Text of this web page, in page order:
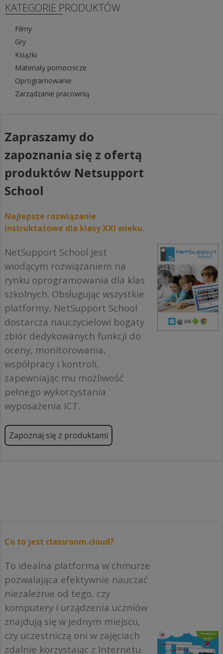
KATEGORIE PRODUKTÓW
Filmy
Gry
Książki
Materiały pomocnicze
Oprogramowanie
Zarządzanie pracownią
Zapraszamy do
zapoznania się z ofertą
produktów Netsupport
School
Najlepsze rozwiązanie
instruktażowe dla klasy XXI wieku.
NetSupport School jest
wiodącym rozwiązaniem na
rynku oprogramowania dla klas
szkolnych. Obsługując wszystkie
platformy, NetSupport School
dostarcza nauczycielowi bogaty
zbiór dedykowanych funkcji do
oceny, monitorowania,
współpracy i kontroli,
zapewniając mu możliwość
pełnego wykorzystania
wyposażenia ICT.
Zapoznaj się z produktami
Co to jest classroom.cloud?
To idealna platforma w chmurze
pozwalająca efektywnie nauczać
niezależnie od tego, czy
komputery i urządzenia uczniów
znajdują się w jednym miejscu,
czy uczestniczą oni w zajęciach
zdalnie korzystając z Internetu.